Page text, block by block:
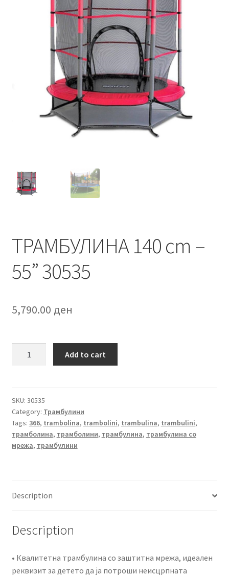
Рекламации и замена на производ
Сите производи
Услови за користење
ТРАМБУЛИНА 140 cm –
55” 30535
5,790.00 ден
55”
30535
quantity
Add to cart
SKU: 30535
Category: Трамбулини
Tags: 366, trambolina, trambolini, trambulina, trambulini,
трамболина, трамболини, трамбулина, трамбулина со
мрежа, трамбулини
Description
Description
• Квалитетна трамбулина со заштитна мрежа, идеален
реквизит за детето да ја потроши неисцрпната